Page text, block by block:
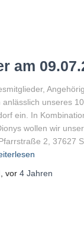
am
unseres
ein. In
wollen wir
2, 37627
, vor 4 Jahren